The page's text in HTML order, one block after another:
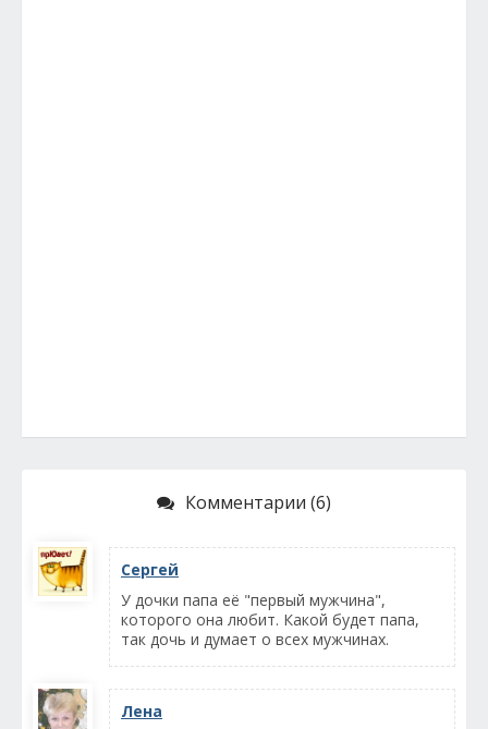
Комментарии (6)
Сергей
У дочки папа её "первый мужчина",
которого она любит. Какой будет папа,
так дочь и думает о всех мужчинах.
Лена